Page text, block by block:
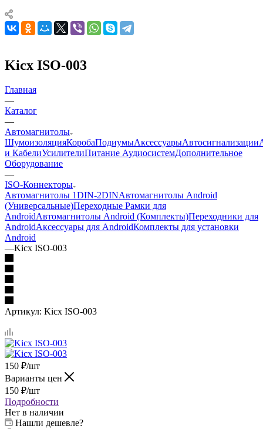
Kicx ISO-003
Главная
—
Каталог
—
Автомагнитолы
ШумоизоляцияКоробаПодиумыАксессуарыАвтосигнализации
и КабелиУсилителиПитание АудиосистемДополнительное
Оборудование
—
ISO-Коннекторы
Автомагнитолы 1DIN-2DINАвтомагнитолы Android
(Универсальные)Переходные Рамки для
AndroidАвтомагнитолы Android (Комплекты)Переходники для
AndroidАксессуары для AndroidКомплекты для установки
Android
—Kicx ISO-003
Артикул: Kicx ISO-003
150 ₽/шт
Варианты цен
150 ₽/шт
Подробности
Нет в наличии
Нашли дешевле?